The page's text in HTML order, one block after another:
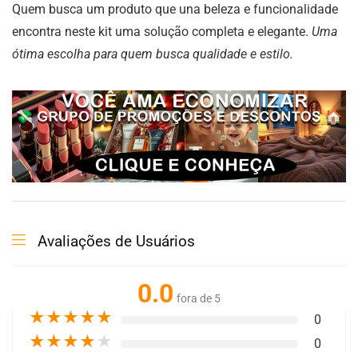
Quem busca um produto que una beleza e funcionalidade
encontra neste kit uma solução completa e elegante. Uma
ótima escolha para quem busca qualidade e estilo.
Avaliações de Usuários
0.0 fora de 5
★★★★★ 0
★★★★ ★ 0